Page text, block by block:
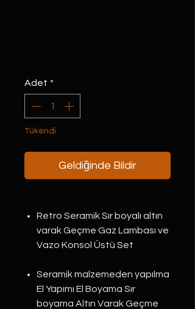
Adet *
Tükendi
Geldiğinde Bildir
Retro Seramik Sır boyalı altın
varak Geçme Gaz Lambası ve
Vazo Konsol Üstü Set
Seramik malzemeden yapılma
El Yapımı El Boyama Sır
boyama Altın Varak Geçme